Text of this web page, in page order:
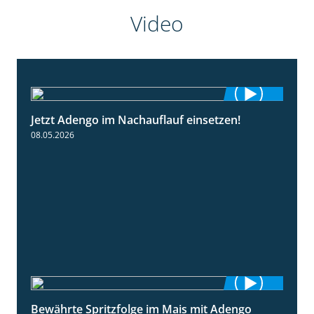
Video
1:32
Jetzt Adengo im Nachauflauf einsetzen!
08.05.2026
1:22
Bewährte Spritzfolge im Mais mit Adengo